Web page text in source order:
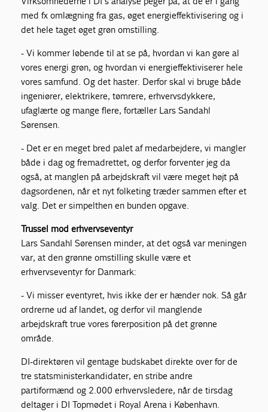
med fx omlægning fra gas, øget energieffektivisering og i
det hele taget øget grøn omstilling.
- Vi kommer løbende til at se på, hvordan vi kan gøre al
vores energi grøn, og hvordan vi energieffektiviserer hele
vores samfund. Og det haster. Derfor skal vi bruge både
ingeniører, elektrikere, tømrere, erhvervsdykkere,
ufaglærte og mange flere, fortæller Lars Sandahl
Sørensen.
- Det er en meget bred palet af medarbejdere, vi mangler
både i dag og fremadrettet, og derfor forventer jeg da
også, at manglen på arbejdskraft vil være meget højt på
dagsordenen, når et nyt folketing træder sammen efter et
valg. Det er simpelthen en bunden opgave.
Trussel mod erhvervseventyr
Lars Sandahl Sørensen minder, at det også var meningen
var, at den grønne omstilling skulle være et
erhvervseventyr for Danmark:
- Vi misser eventyret, hvis ikke der er hænder nok. Så går
ordrerne ud af landet, og derfor vil manglende
arbejdskraft true vores førerposition på det grønne
område.
DI-direktøren vil gentage budskabet direkte over for de
tre statsministerkandidater, en stribe andre
partiformænd og 2.000 erhvervsledere, når de tirsdag
deltager i DI Topmødet i Royal Arena i København.